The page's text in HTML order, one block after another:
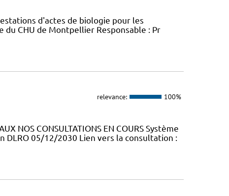
d'actes de biologie pour les
CHU de Montpellier Responsable : Pr
relevance: 100%
NOS CONSULTATIONS EN COURS Système
DLRO 05/12/2030 Lien vers la consultation :